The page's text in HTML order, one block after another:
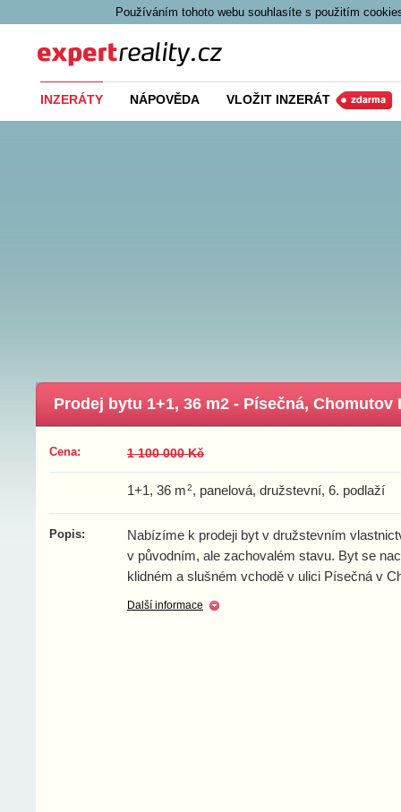
Používáním tohoto webu souhlasíte s použitím
INZERÁTY NÁPOVĚDA VLOŽIT INZERÁT
Prodej bytu 1+1, 36 m2 - Písečná,
Cena: 1 100 000 Kč
1+1, 36 m2, panelová, družstevní, 6. podlaží
Popis:
Nabízíme k prodeji byt v družstevním
v původním, ale zachovalém stavu. Byt se
klidném a slušném vchodě v ulici Písečná v
Další informace